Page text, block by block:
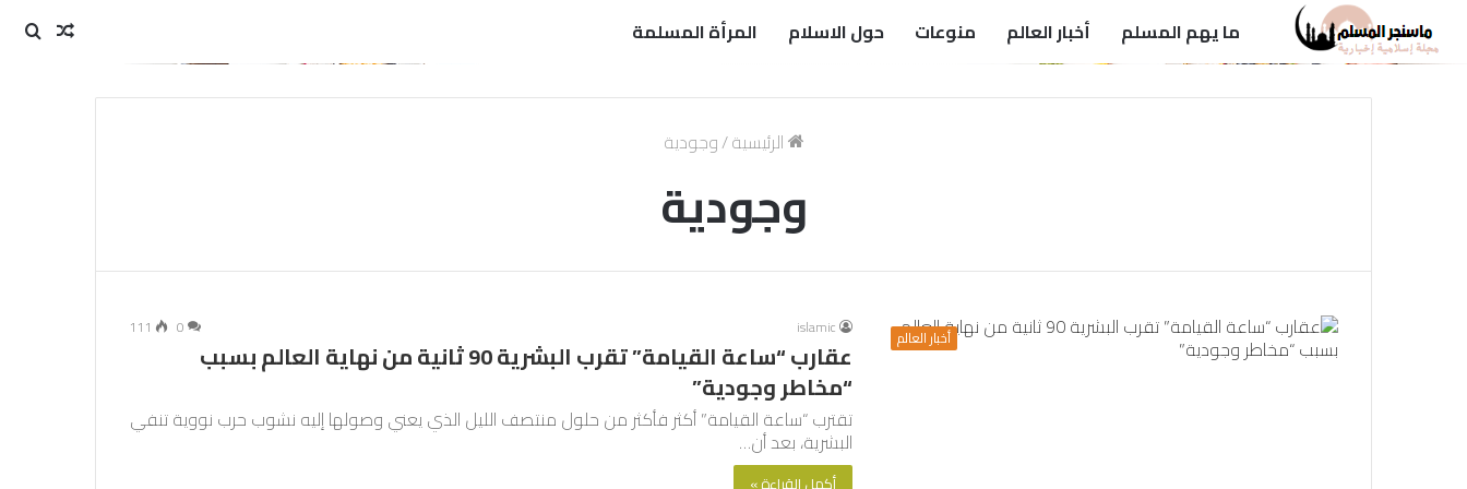
ما يهم المسلم أخبار العالم منوعات حول الاسلام المرأة المسلمة
مقال
الرئيسية/وجودية
وجودية
أخبار العالم islamic
0
111
عقارب “ساعة القيامة” تقرب البشرية 90 ثانية من نهاية العالم بسبب
“مخاطر وجودية”
تقترب “ساعة القيامة” أكثر فأكثر من حلول منتصف الليل الذي يعني وصولها إليه نشوب حرب نووية تنفي
البشرية، بعد أن…
أكمل القراءة »